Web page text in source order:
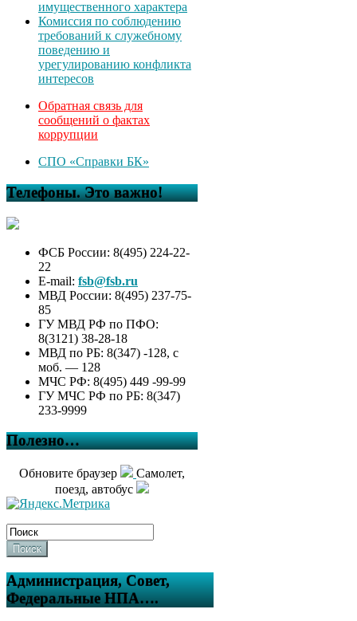
имущественного характера
Комиссия по соблюдению
требований к служебному
поведению и
урегулированию конфликта
интересов
Обратная связь для
сообщений о фактах
коррупции
СПО «Справки БК»
Телефоны. Это важно!
ФСБ России: 8(495) 224-22-
22
E-mail: fsb@fsb.ru
МВД России: 8(495) 237-75-
85
ГУ МВД РФ по ПФО:
8(3121) 38-28-18
МВД по РБ: 8(347) -128, с
моб. — 128
МЧС РФ: 8(495) 449 -99-99
ГУ МЧС РФ по РБ: 8(347)
233-9999
Полезно…
Обновите браузер
Самолет,
поезд, автобус
Поиск
Администрация, Совет,
Федеральные НПА….